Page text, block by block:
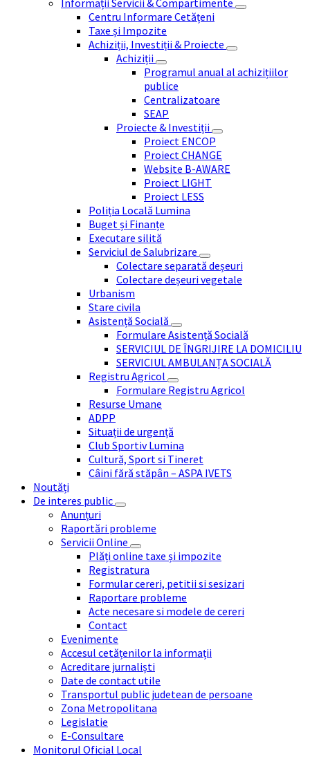
Informații Servicii & Compartimente
Centru Informare Cetățeni
Taxe și Impozite
Achiziții, Investiții & Proiecte
Achiziții
Programul anual al achizițiilor
publice
Centralizatoare
SEAP
Proiecte & Investiții
Proiect ENCOP
Proiect CHANGE
Website B-AWARE
Proiect LIGHT
Proiect LESS
Poliția Locală Lumina
Buget și Finanțe
Executare silită
Serviciul de Salubrizare
Colectare separată deșeuri
Colectare deșeuri vegetale
Urbanism
Stare civila
Asistență Socială
Formulare Asistență Socială
SERVICIUL DE ÎNGRIJIRE LA DOMICILIU
SERVICIUL AMBULANȚA SOCIALĂ
Registru Agricol
Formulare Registru Agricol
Resurse Umane
ADPP
Situații de urgență
Club Sportiv Lumina
Cultură, Sport si Tineret
Câini fără stăpân – ASPA IVETS
Noutăți
De interes public
Anunțuri
Raportări probleme
Servicii Online
Plăți online taxe și impozite
Registratura
Formular cereri, petitii si sesizari
Raportare probleme
Acte necesare si modele de cereri
Contact
Evenimente
Accesul cetățenilor la informații
Acreditare jurnaliști
Date de contact utile
Transportul public judetean de persoane
Zona Metropolitana
Legislatie
E-Consultare
Monitorul Oficial Local